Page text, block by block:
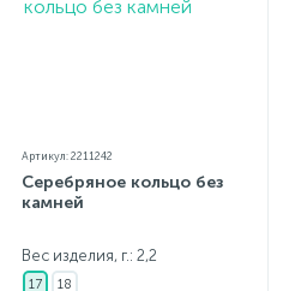
Артикул: 2211242
Серебряное кольцо без
камней
Вес изделия, г.: 2,2
17 18